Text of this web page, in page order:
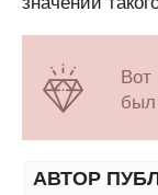
АВТОР